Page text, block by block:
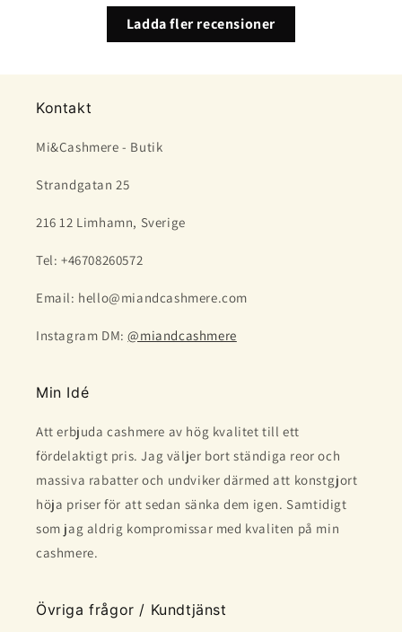
Ladda fler recensioner
Kontakt
Mi&Cashmere - Butik
Strandgatan 25
216 12 Limhamn, Sverige
Tel: +46708260572
Email: hello@miandcashmere.com
Instagram DM:@miandcashmere
Min Idé
Att erbjuda cashmere av hög kvalitet till ett
fördelaktigt pris. Jag väljer bort ständiga reor och
massiva rabatter och undviker därmed att konstgjort
höja priser för att sedan sänka dem igen. Samtidigt
som jag aldrig kompromissar med kvaliten på min
cashmere.
Övriga frågor / Kundtjänst